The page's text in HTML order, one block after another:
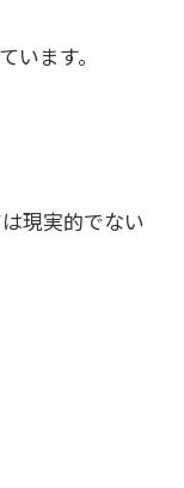
ます。
現実的でない